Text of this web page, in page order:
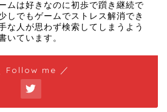
ムは好きなのに初歩で躓き継続で
しでもゲームでストレス解消でき
な人が思わず検索してしまうよう
いています。
Follow me ／